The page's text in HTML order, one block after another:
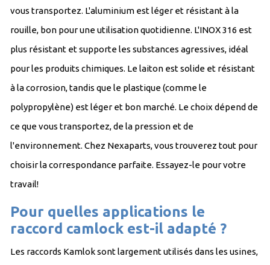
vous transportez. L'aluminium est léger et résistant à la
rouille, bon pour une utilisation quotidienne. L'INOX 316 est
plus résistant et supporte les substances agressives, idéal
pour les produits chimiques. Le laiton est solide et résistant
à la corrosion, tandis que le plastique (comme le
polypropylène) est léger et bon marché. Le choix dépend de
ce que vous transportez, de la pression et de
l'environnement. Chez Nexaparts, vous trouverez tout pour
choisir la correspondance parfaite. Essayez-le pour votre
travail!
Pour quelles applications le
raccord camlock est-il adapté ?
Les raccords Kamlok sont largement utilisés dans les usines,